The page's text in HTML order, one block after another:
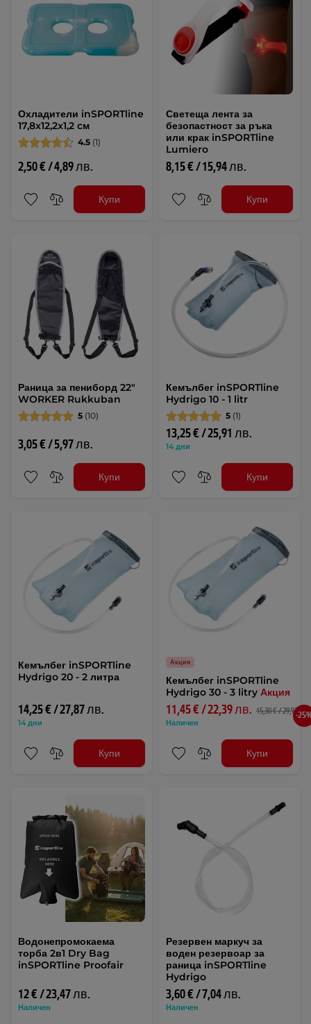
Охладители inSPORTline
17,8x12,2x1,2 cм
4.5 (1)
2,50 € / 4,89 лв.
Купи
Светеща лента за
безопастност за ръка
или крак inSPORTline
Lumiero
8,15 € / 15,94 лв.
Купи
Раница за пениборд 22"
WORKER Rukkuban
5 (10)
3,05 € / 5,97 лв.
Купи
Кемълбег inSPORTline
Hydrigo 10 - 1 litr
5 (1)
13,25 € / 25,91 лв.
14 дни
Купи
Кемълбег inSPORTline
Hydrigo 20 - 2 литра
14,25 € / 27,87 лв.
14 дни
Купи
Акция
Кемълбег inSPORTline
Hydrigo 30 - 3 litry Акция
11,45 € / 22,39 лв. 15,30 € / 29,92 лв.
Наличен
-
Купи
Водонепромокаема
торба 2в1 Dry Bag
inSPORTline Proofair
12 € / 23,47 лв.
Наличен
Резервен маркуч за
воден резервоар за
раница inSPORTline
Hydrigo
3,60 € / 7,04 лв.
Наличен